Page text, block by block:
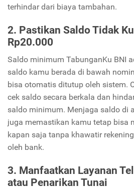
terhindar dari biaya tambahan.
2. Pastikan Saldo Tidak
Rp20.000
Saldo minimum TabunganKu BNI
saldo kamu berada di bawah
bisa otomatis ditutup oleh sistem.
cek saldo secara berkala dan
saldo minimum. Menjaga saldo di
juga memastikan kamu tetap bisa
kapan saja tanpa khawatir
oleh bank.
3. Manfaatkan Layanan
atau Penarikan Tunai